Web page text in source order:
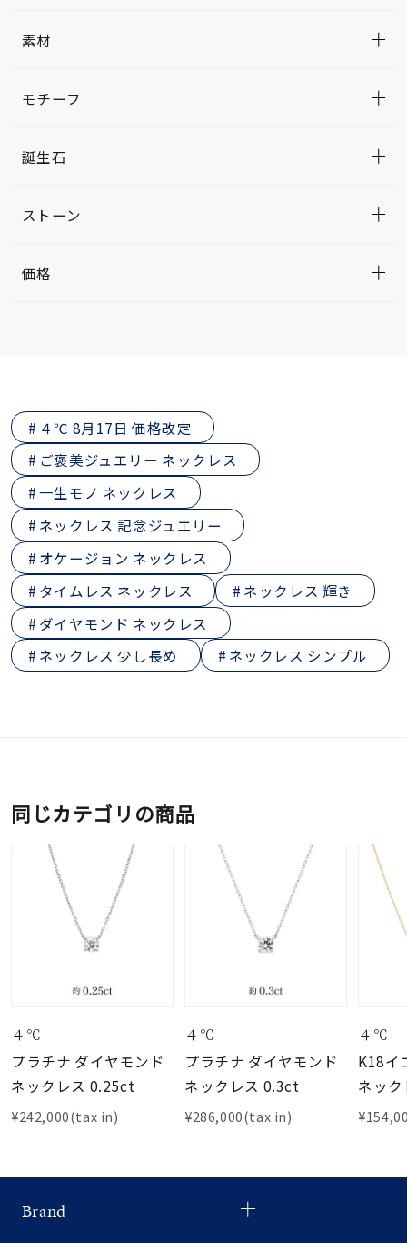
素材
モチーフ
誕生石
ストーン
価格
４℃ 8月17日 価格改定
ご褒美ジュエリー ネックレス
一生モノ ネックレス
ネックレス 記念ジュエリー
オケージョン ネックレス
タイムレス ネックレス
ネックレス 輝き
ダイヤモンド ネックレス
ネックレス 少し長め
ネックレス シンプル
同じカテゴリの商品
４℃
プラチナ ダイヤモンド
ネックレス 0.25ct
¥242,000(tax in)
４℃
プラチナ ダイヤモンド
ネックレス 0.3ct
¥286,000(tax in)
４℃
K18イ
ネッ
Brand